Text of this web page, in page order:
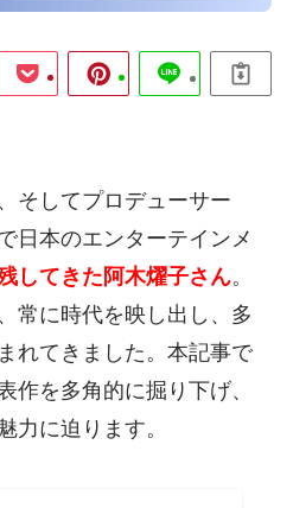
そしてプロデューサー
日本のエンターテインメ
してきた阿木燿子さん。
常に時代を映し出し、多
れてきました。本記事で
作を多角的に掘り下げ、
力に迫ります。